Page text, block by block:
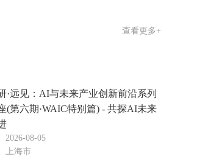
查看更多+
·远见：AI与未来产业创新前沿系列
(第六期·WAIC特别篇) - 共探AI未来
2026-08-05
上海市